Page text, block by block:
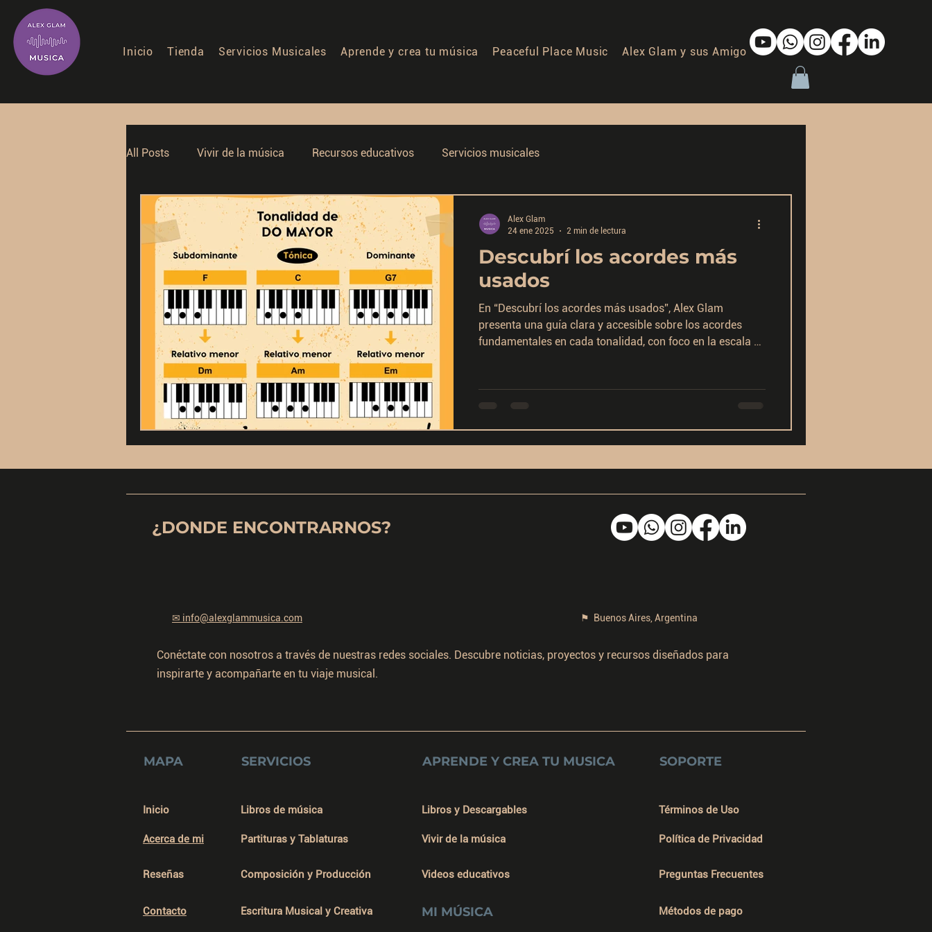
Inicio Tienda Servicios Musicales Aprende y crea tu música Peaceful Place Music Alex Glam y sus Amigos Imaginarios
All Posts Vivir de la música Recursos educativos Servicios musicales
Descubrí los acordes más
usados
En “Descubrí los acordes más usados”, Alex Glam
presenta una guía clara y accesible sobre los acordes
fundamentales en cada tonalidad, con foco en la escala de
resolución en una composición, equiparando esa
Alex Glam
24 ene 2025
2 min de lectura
¿DONDE ENCONTRARNOS?
✉ info@alexglammusica.com ⚑ Buenos Aires, Argentina
Conéctate con nosotros a través de nuestras redes sociales. Descubre noticias, proyectos y recursos diseñados para
inspirarte y acompañarte en tu viaje musical.
MAPA SERVICIOS APRENDE Y CREA TU MUSICA
Inicio
Acerca de mi
Reseñas
Contacto
Libros de música
Partituras y Tablaturas
Composición y Producción
Escritura Musical y Creativa
Libros y Descargables
Vivir de la música
Videos educativos
MI MÚSICA
SOPORTE
Términos de Uso
Política de Privacidad
Preguntas Frecuentes
Métodos de pago